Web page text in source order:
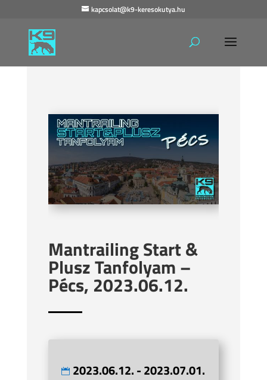
kapcsolat@k9-keresokutya.hu
Mantrailing Start &
Plusz Tanfolyam –
Pécs, 2023.06.12.
2023.06.12. - 2023.07.01.